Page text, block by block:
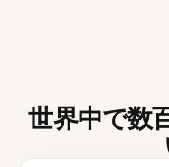
世界中で数